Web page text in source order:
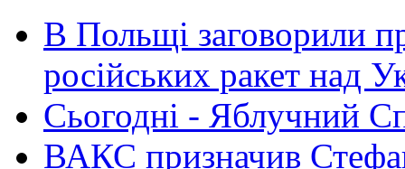
В Польщі заговорили
російських ракет над
Сьогодні - Яблучний
ВАКС призначив